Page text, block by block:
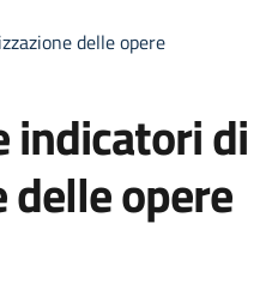
delle opere
indicatori di
delle opere